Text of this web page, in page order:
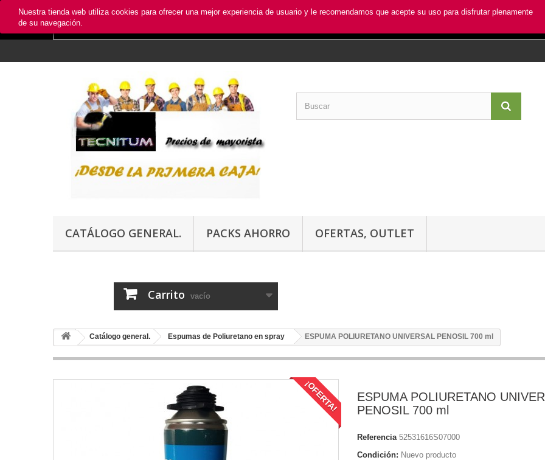
Nuestra tienda web utiliza cookies para ofrecer una mejor experiencia de usuario y le recomendamos que acepte su uso para disfrutar plenamente
de su navegación.
CATÁLOGO GENERAL. PACKS AHORRO OFERTAS, OUTLET
Carrito vacío
Catálogo general. Espumas de Poliuretano en spray ESPUMA POLIURETANO UNIVERSAL PENOSIL 700 ml
¡OFERTA!
ESPUMA POLIURETANO
PENOSIL 700 ml
Referencia 52531616S07000
Condición: Nuevo producto